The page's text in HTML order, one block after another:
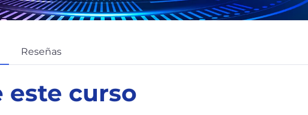
Reseñas
este curso